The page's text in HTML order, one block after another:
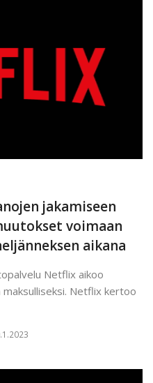
jakamiseen
voimaan
aikana
Netflix aikoo
Netflix kertoo